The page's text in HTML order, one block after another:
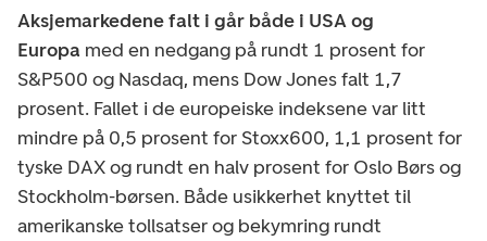
Aksjemarkedene falt i går både i USA og
Europa med en nedgang på rundt 1 prosent for
S&P500 og Nasdaq, mens Dow Jones falt 1,7
prosent. Fallet i de europeiske indeksene var litt
mindre på 0,5 prosent for Stoxx600, 1,1 prosent for
tyske DAX og rundt en halv prosent for Oslo Børs og
Stockholm-børsen. Både usikkerhet knyttet til
amerikanske tollsatser og bekymring rundt